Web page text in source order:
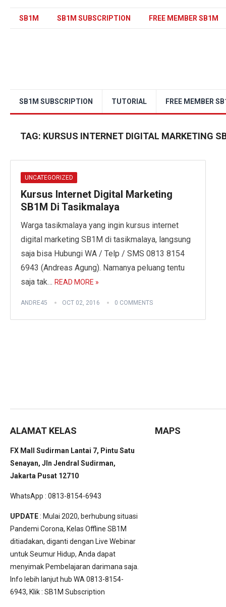
SB1M SB1M SUBSCRIPTION FREE MEMBER SB1M
SB1M SUBSCRIPTION TUTORIAL FREE MEMBER
TAG: KURSUS INTERNET DIGITAL MARKETING
UNCATEGORIZED
Kursus Internet Digital Marketing
SB1M Di Tasikmalaya
Warga tasikmalaya yang ingin kursus internet
digital marketing SB1M di tasikmalaya, langsung
saja bisa Hubungi WA / Telp / SMS 0813 8154
6943 (Andreas Agung). Namanya peluang tentu
saja tak… READ MORE »
ANDRE45 OCT 02, 2016 0 COMMENTS
ALAMAT KELAS
FX Mall Sudirman Lantai 7, Pintu Satu
Senayan, Jln Jendral Sudirman,
Jakarta Pusat 12710
WhatsApp : 0813-8154-6943
UPDATE: Mulai 2020, berhubung situasi
Pandemi Corona, Kelas Offline SB1M
ditiadakan, diganti dengan Live Webinar
untuk Seumur Hidup, Anda dapat
menyimak Pembelajaran darimana saja.
Info lebih lanjut hub WA 0813-8154-
6943, Klik : SB1M Subscription
MAPS